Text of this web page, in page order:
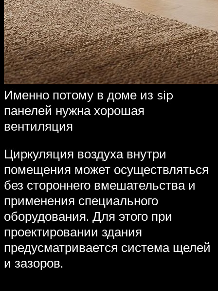
Именно потому в доме из sip
панелей нужна хорошая
вентиляция
Циркуляция воздуха внутри
помещения может осуществляться
без стороннего вмешательства и
применения специального
оборудования. Для этого при
проектировании здания
предусматривается система щелей
и зазоров.